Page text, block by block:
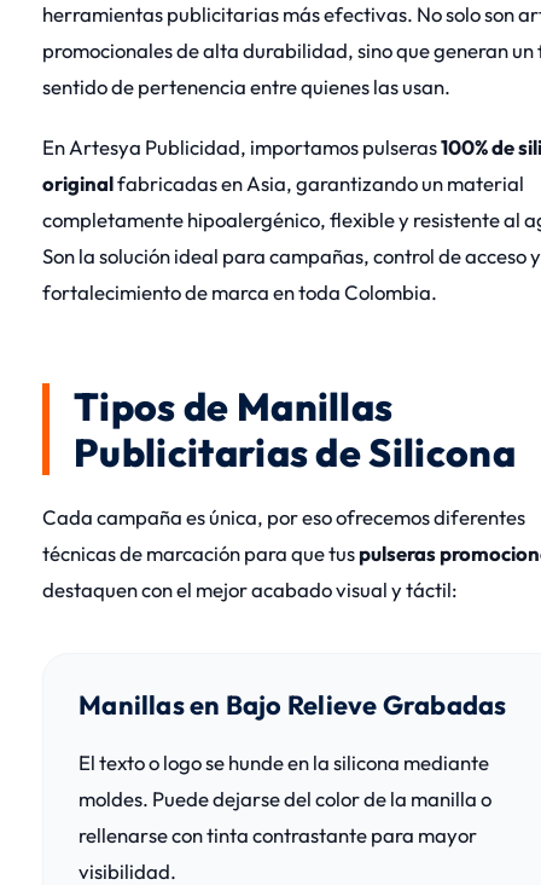
herramientas publicitarias más efectivas. No solo son
promocionales de alta durabilidad, sino que generan
sentido de pertenencia entre quienes las usan.
En Artesya Publicidad, importamos pulseras100% de
originalfabricadas en Asia, garantizando un material
completamente hipoalergénico, flexible y resistente al
Son la solución ideal para campañas, control de acceso y
fortalecimiento de marca en toda Colombia.
Tipos de Manillas
Publicitarias de Silicona
Cada campaña es única, por eso ofrecemos diferentes
técnicas de marcación para que tuspulseras
destaquen con el mejor acabado visual y táctil:
Manillas en Bajo Relieve Grabadas
El texto o logo se hunde en la silicona mediante
moldes. Puede dejarse del color de la manilla o
rellenarse con tinta contrastante para mayor
visibilidad.